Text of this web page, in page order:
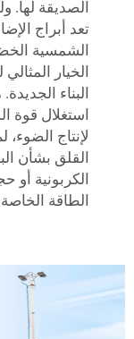
الصديقة لها.
تعد أبراج
الشمسية
الخيار
البناء
استغلال
لإنتاج الضوء،
القلق بشأن
الكربونية أو
الطاقة